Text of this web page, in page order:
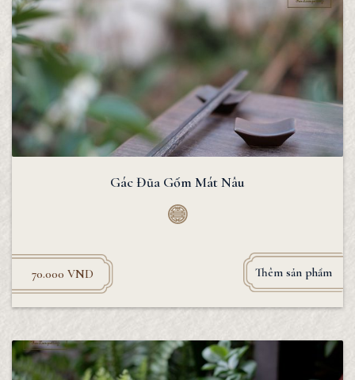
Gác Đũa Gốm Mát Nâu
70.000 VND Thêm sản phẩm